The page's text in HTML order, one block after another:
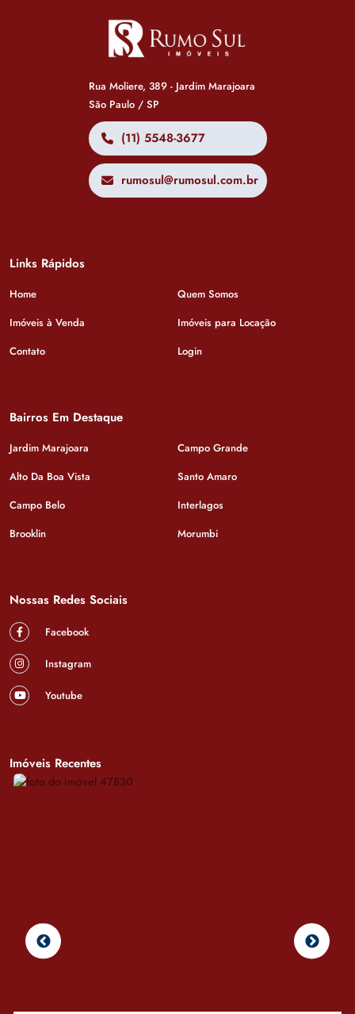
Rua Moliere, 389 - Jardim Marajoara
São Paulo / SP
(11) 5548-3677
rumosul@rumosul.com.br
Links Rápidos
Home
Quem Somos
Imóveis à Venda
Imóveis para Locação
Contato
Login
Bairros Em Destaque
Jardim Marajoara
Campo Grande
Alto Da Boa Vista
Santo Amaro
Campo Belo
Interlagos
Brooklin
Morumbi
Nossas Redes Sociais
Facebook
Instagram
Youtube
Imóveis Recentes